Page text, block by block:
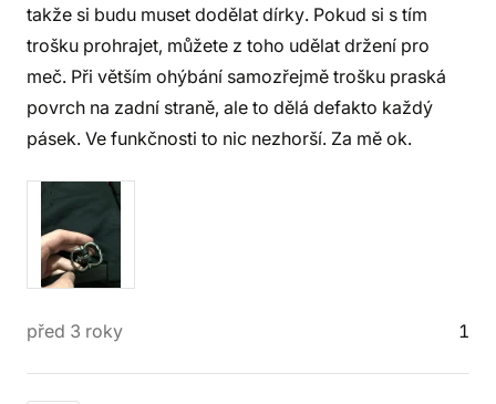
takže si budu muset dodělat dírky. Pokud si s tím
trošku prohrajet, můžete z toho udělat držení pro
meč. Při větším ohýbání samozřejmě trošku praská
povrch na zadní straně, ale to dělá defakto každý
pásek. Ve funkčnosti to nic nezhorší. Za mě ok.
před 3 roky 1